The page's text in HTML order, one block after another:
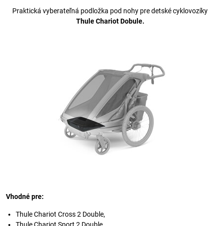
Praktická vyberateľná podložka pod nohy pre detské cyklovozíky
Thule Chariot Dobule.
Vhodné pre:
Thule Chariot Cross 2 Double,